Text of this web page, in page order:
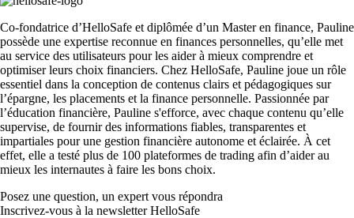
Co-fondatrice d’HelloSafe et diplômée d’un Master en finance, Pauline
possède une expertise reconnue en finances personnelles, qu’elle met
au service des utilisateurs pour les aider à mieux comprendre et
optimiser leurs choix financiers. Chez HelloSafe, Pauline joue un rôle
essentiel dans la conception de contenus clairs et pédagogiques sur
l’épargne, les placements et la finance personnelle. Passionnée par
l’éducation financière, Pauline s'efforce, avec chaque contenu qu’elle
supervise, de fournir des informations fiables, transparentes et
impartiales pour une gestion financière autonome et éclairée. À cet
effet, elle a testé plus de 100 plateformes de trading afin d’aider au
mieux les internautes à faire les bons choix.
Posez une question, un expert vous répondra
Inscrivez-vous à la newsletter HelloSafe